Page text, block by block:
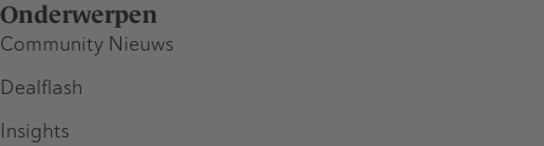
Onderwerpen
Community Nieuws
Dealflash
Insights